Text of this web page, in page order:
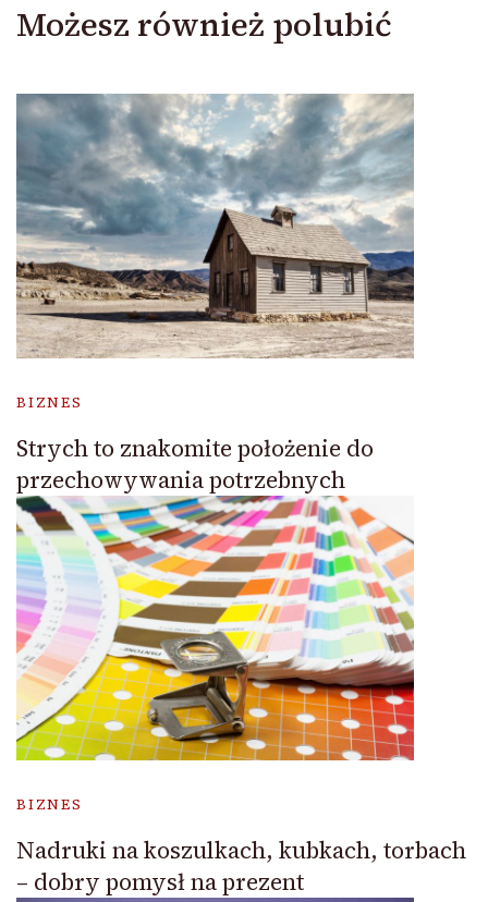
Możesz również polubić
BIZNES
Strych to znakomite położenie do
przechowywania potrzebnych
BIZNES
Nadruki na koszulkach, kubkach, torbach
– dobry pomysł na prezent